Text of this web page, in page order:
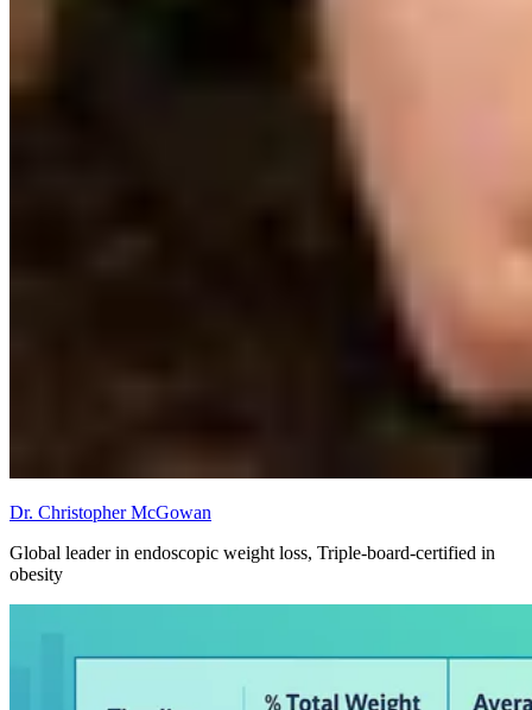
Dr. Christopher McGowan
Global leader in endoscopic weight loss, Triple-board-certified in
obesity